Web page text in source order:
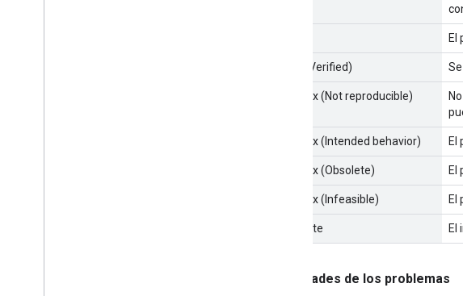
El
Fixed (Verified)
Won't fix (Not reproducible)
Won't fix (Intended behavior) El
Won't fix (Obsolete) El
Won't fix (Infeasible) El
Duplicate El
Prioridades de los problemas